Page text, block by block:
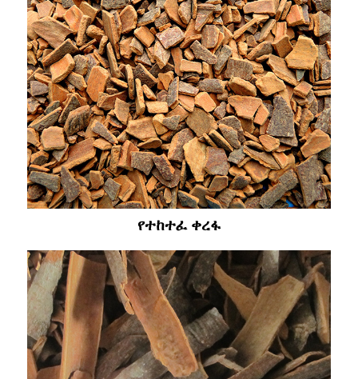
የተከተፈ ቀረፋ